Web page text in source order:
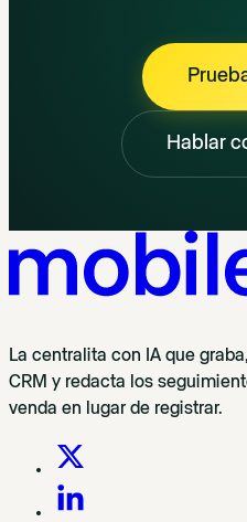
Hablar
La centralita con IA que
CRM y redacta los
venda en lugar de registrar.